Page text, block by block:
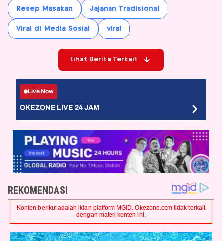
Resep Masakan Jajanan Tradisional
Viral di Media Sosial viral
Lihat Berita Terkait
Live Now
OKEZONE LIVE 24 JAM